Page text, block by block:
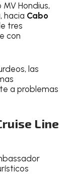
Hondius,
hacia Cabo
tres
con
las
a problemas
Line